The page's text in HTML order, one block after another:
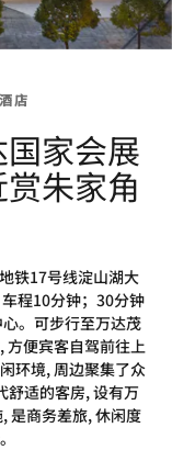
店
家会展
朱家角
铁17号线淀山湖大
程10分钟；30分钟
。可步行至万达茂
方便宾客自驾前往上
环境, 周边聚集了众
舒适的客房, 设有万
是商务差旅, 休闲度